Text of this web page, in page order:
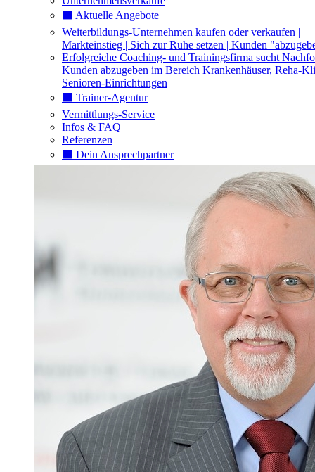
⬛️ Aktuelle Angebote
Weiterbildungs-Unternehmen kaufen oder verkaufen |
Markteinstieg | Sich zur Ruhe setzen | Kunden
Erfolgreiche Coaching- und Trainingsfirma sucht
Kunden abzugeben im Bereich Krankenhäuser, Reha-
Senioren-Einrichtungen
⬛️ Trainer-Agentur
Vermittlungs-Service
Infos & FAQ
Referenzen
⬛️ Dein Ansprechpartner